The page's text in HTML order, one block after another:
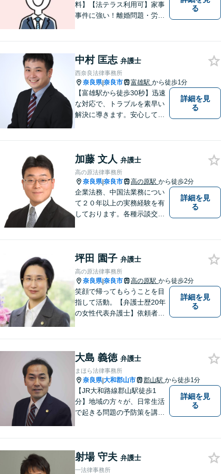
料】【法テラス利用可】家事
事件に強い！離婚問題・労働
談しやすい弁護士を目指す
【夜間・休日面談可】【完全
個室】【近鉄奈良駅5分】
る
中村 匡志 弁護士
西奈良法律事務所
奈良県|奈良市 富雄駅 から徒歩1分
【富雄駅から徒歩30秒】迅速
な対応で、トラブルを素早い
解決に導きます。安心して話
続・遺言・交通事故・借金・
債務整理などはお任せくださ
い。
詳細を見
る
加藤 文人 弁護士
高の原法律事務所
奈良県|奈良市 高の原駅 から徒歩2分
企業法務、中国法業務につい
て２０年以上の実務経験を有
しております。各種示談交
詳細を見
る
坪田 園子 弁護士
高の原法律事務所
奈良県|奈良市 高の原駅 から徒歩2分
笑顔で帰ってもらうことを目
指して活動。【弁護士歴20年
の女性代表弁護士】依頼者の
お任せください！あなたのお
悩み、とことんお聞きしま
す。
詳細を見
る
大島 義徳 弁護士
まほら法律事務所
奈良県|大和郡山市 郡山駅 から徒歩1分
【JR大和路線郡山駅徒歩1
分】地域の方々が、日常生活
で起きる問題の予防策を講じ
身近な弁護士を目指していま
す。
詳細を見
る
射場 守夫 弁護士
一法律事務所